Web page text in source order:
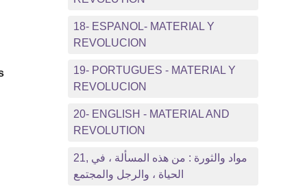
18- ESPANOL- MATERIAL Y
REVOLUCION
19- PORTUGUES - MATERIAL Y
REVOLUCION
20- ENGLISH - MATERIAL AND
REVOLUTION
21, مواد والثورة : من هذه المسألة ، في
الحياة ، والرجل والمجتمع